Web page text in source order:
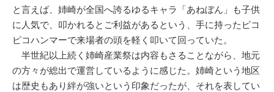
と言えば、姉崎が全国へ誇るゆるキャラ「あねぼん」も子供
に人気で、叩かれるとご利益があるという、手に持ったピコ
ピコハンマーで来場者の頭を軽く叩いて回っていた。
半世紀以上続く姉崎産業祭は内容もさることながら、地元
の方々が総出で運営しているように感じた。姉崎という地区
は歴史もあり絆が強いという印象だったが、それを表してい